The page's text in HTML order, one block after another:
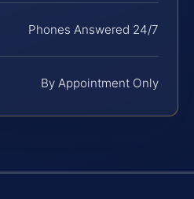
Phones Answered 24/7
By Appointment Only